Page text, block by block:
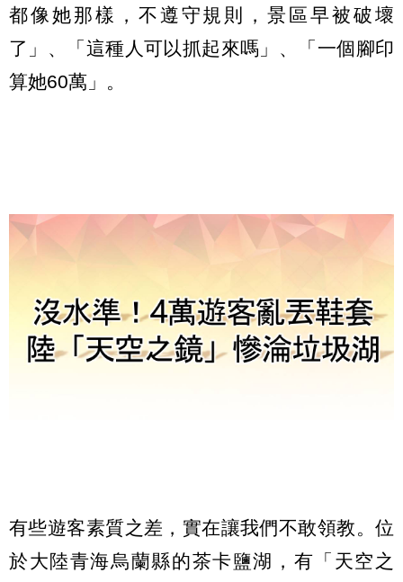
都像她那樣，不遵守規則，景區早被破壞
了」、「這種人可以抓起來嗎」、「一個腳印
算她60萬」。
有些遊客素質之差，實在讓我們不敢領教。位
於大陸青海烏蘭縣的茶卡鹽湖，有「天空之